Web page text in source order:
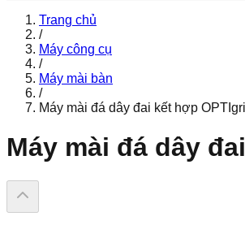
Trang chủ
/
Máy công cụ
/
Máy mài bàn
/
Máy mài đá dây đai kết hợp
Máy mài đá dây